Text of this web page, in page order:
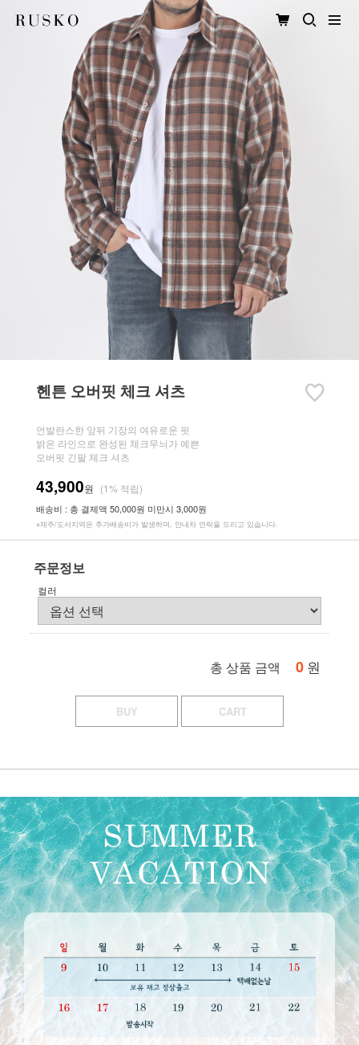
헨튼 오버핏 체크 셔츠
언발란스한 앞뒤 기장의 여유로운 핏
밝은 라인으로 완성된 체크무늬가 예쁜
오버핏 긴팔 체크 셔츠
43,900원 (1% 적립)
배송비 : 총 결제액 50,000원 미만시 3,000원
※제주/도서지역은 추가배송비가 발생하며, 안내차 연락을 드리고 있습니다.
주문정보
컬러
총 상품 금액 0 원
BUY CART